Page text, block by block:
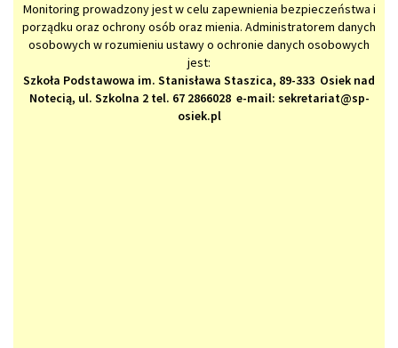
Monitoring prowadzony jest w celu zapewnienia bezpieczeństwa i
porządku oraz ochrony osób oraz mienia. Administratorem danych
osobowych w rozumieniu ustawy o ochronie danych osobowych
jest:
Szkoła Podstawowa im. Stanisława Staszica, 89-333 Osiek nad
Notecią, ul. Szkolna 2 tel. 67 2866028 e-mail: sekretariat@sp-
osiek.pl